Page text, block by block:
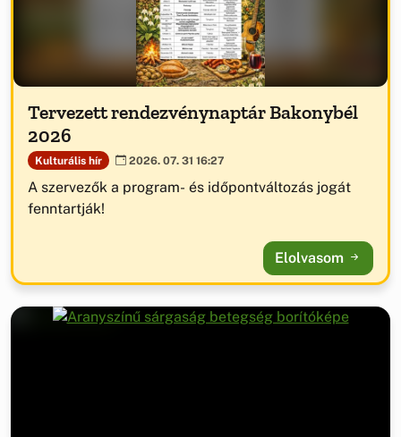
Tervezett rendezvénynaptár Bakonybél
2026
Kulturális hír 2026. 07. 31 16:27
A szervezők a program- és időpontváltozás jogát
fenntartják!
Elolvasom